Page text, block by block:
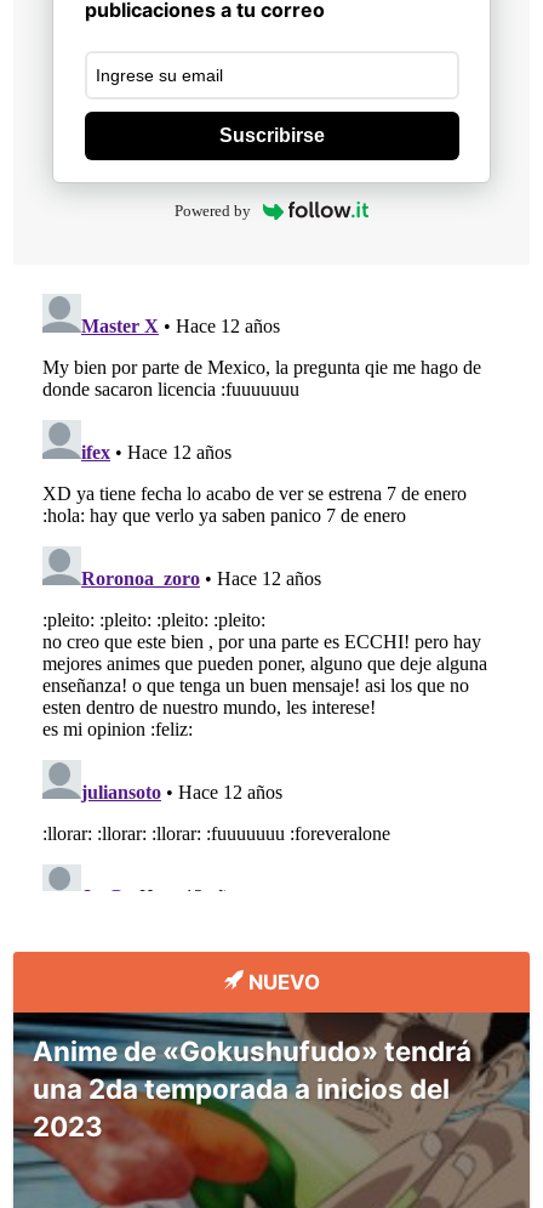
publicaciones a tu correo
Suscribirse
Powered by
NUEVO
Anime de «Gokushufudo» tendrá
una 2da temporada a inicios del
2023